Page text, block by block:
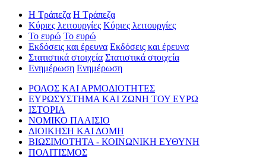
Η Τράπεζα Η Τράπεζα
Κύριες λειτουργίες Κύριες λειτουργίες
Το ευρώ Το ευρώ
Εκδόσεις και έρευνα Εκδόσεις και έρευνα
Στατιστικά στοιχεία Στατιστικά στοιχεία
Ενημέρωση Ενημέρωση
ΡΟΛΟΣ ΚΑΙ ΑΡΜΟΔΙΟΤΗΤΕΣ
ΕΥΡΩΣΥΣΤΗΜΑ ΚΑΙ ΖΩΝΗ ΤΟΥ ΕΥΡΩ
ΙΣΤΟΡΙΑ
ΝΟΜΙΚΟ ΠΛΑΙΣΙΟ
ΔΙΟΙΚΗΣΗ ΚΑΙ ΔΟΜΗ
ΒΙΩΣΙΜΟΤΗΤΑ - ΚΟΙΝΩΝΙΚΗ ΕΥΘΥΝΗ
ΠΟΛΙΤΙΣΜΟΣ